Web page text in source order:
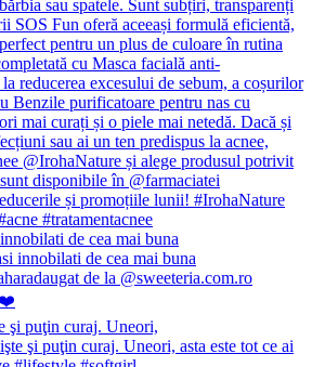
de cea mai buna
şi puţin curaj. Uneori,